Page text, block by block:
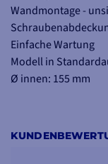
Wandmontage -
Einfache Wartung
Modell in
Ø innen: 155 mm